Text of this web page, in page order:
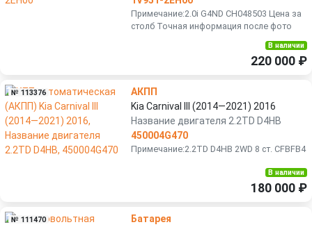
Примечание:2.0i G4ND CH048503 Цена за
столб Точная информация после фото
В наличии
220 000 ₽
№ 113376
АКПП
Kia Carnival III (2014—2021) 2016
Название двигателя 2.2TD D4HB
450004G470
Примечание:2.2TD D4HB 2WD 8 ст. CFBFB4
В наличии
180 000 ₽
№ 111470
Батарея